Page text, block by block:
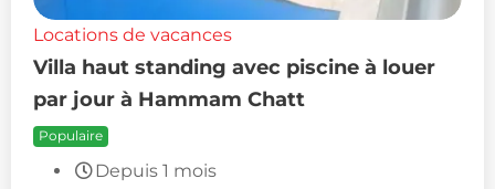
Locations de vacances
Villa haut standing avec piscine à louer
par jour à Hammam Chatt
Populaire
Depuis 1 mois